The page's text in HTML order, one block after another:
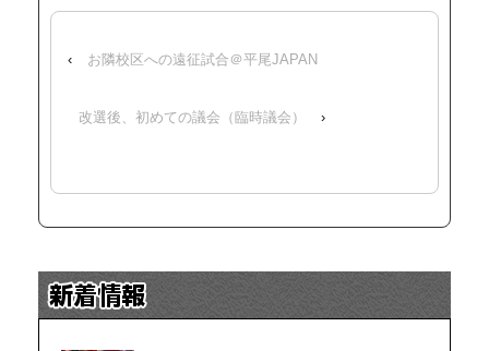
‹ お隣校区への遠征試合＠平尾JAPAN
改選後、初めての議会（臨時議会） ›